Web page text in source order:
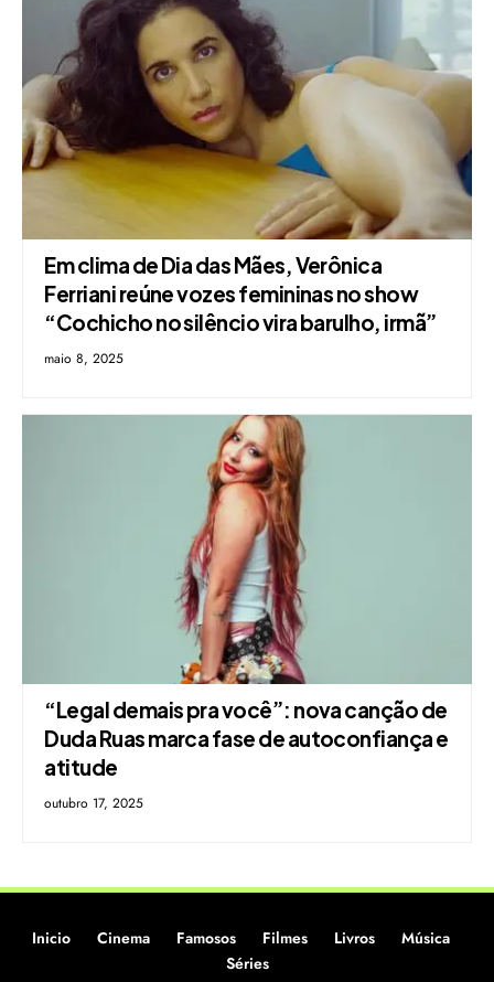
Em clima de Dia das Mães, Verônica
Ferriani reúne vozes femininas no show
“Cochicho no silêncio vira barulho, irmã”
maio 8, 2025
“Legal demais pra você”: nova canção de
Duda Ruas marca fase de autoconfiança e
atitude
outubro 17, 2025
Inicio Cinema Famosos Filmes Livros
Música
Séries